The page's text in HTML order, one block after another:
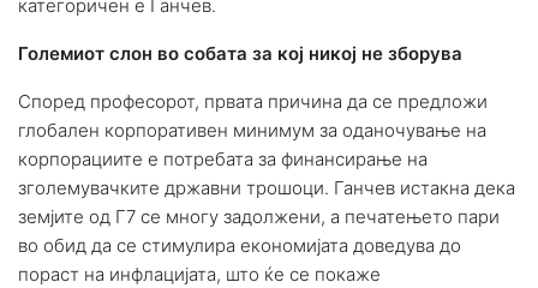
категоричен е Ганчев.
Големиот слон во собата за кој никој не зборува
Според професорот, првата причина да се предложи
глобален корпоративен минимум за оданочување на
корпорациите е потребата за финансирање на
зголемувачките државни трошоци. Ганчев истакна дека
земјите од Г7 се многу задолжени, а печатењето пари
во обид да се стимулира економијата доведува до
пораст на инфлацијата, што ќе се покаже